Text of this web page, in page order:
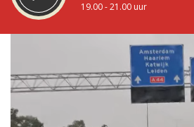
19.00 - 21.00 uur
De avond van Sleutelstad
21.00 - 0.00 uur
Vorig uur
uur 1 van 0